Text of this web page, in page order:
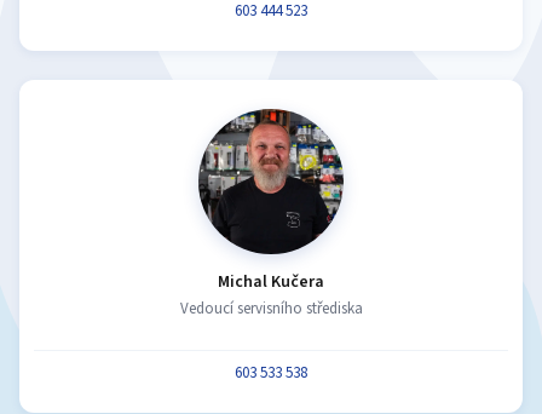
603 444 523
Michal Kučera
Vedoucí servisního střediska
603 533 538